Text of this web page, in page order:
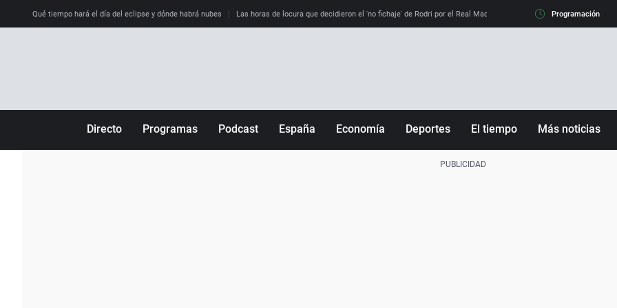
Qué tiempo hará el día del eclipse y dónde habrá nubes Las horas de locura que decidieron el 'no fichaje' de Rodri por el Real Madrid y su 'sí' al Barça La llamada
Programación
Directo Programas Podcast España Economía Deportes El tiempo Más noticias